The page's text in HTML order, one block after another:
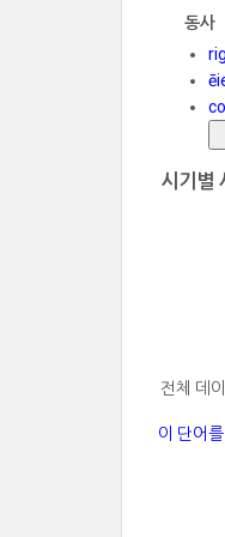
동사
시기별
전체 데
이 단어